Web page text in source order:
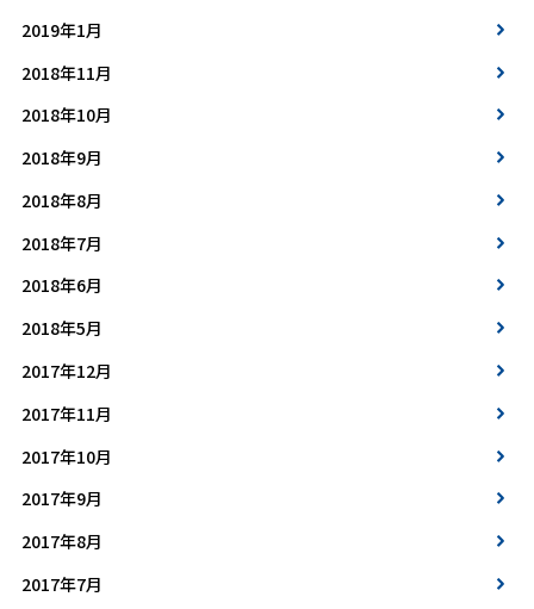
2019年1月
2018年11月
2018年10月
2018年9月
2018年8月
2018年7月
2018年6月
2018年5月
2017年12月
2017年11月
2017年10月
2017年9月
2017年8月
2017年7月